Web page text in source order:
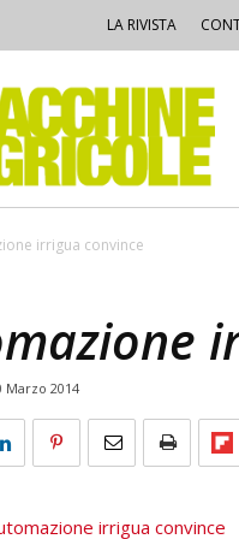
LA RIVISTA
irrigua convince
Marzo 2014
irrigua convince